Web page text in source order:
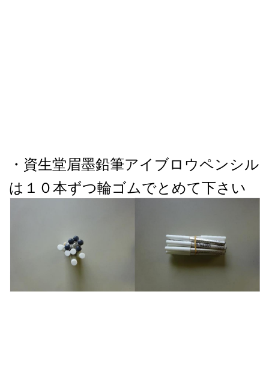
・資生堂眉墨鉛筆アイブロウペンシル
は１０本ずつ輪ゴムでとめて下さい